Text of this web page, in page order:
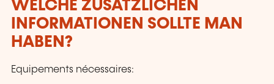
WELCHE ZUSÄTZLICHEN
INFORMATIONEN SOLLTE MAN
HABEN?
Equipements nécessaires: